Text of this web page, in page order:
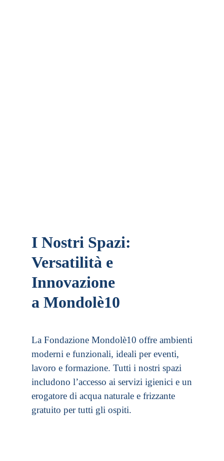
I Nostri Spazi:
Versatilità e
Innovazione
a Mondolè10
La Fondazione Mondolè10 offre ambienti
moderni e funzionali, ideali per eventi,
lavoro e formazione. Tutti i nostri spazi
includono l’accesso ai servizi igienici e un
erogatore di acqua naturale e frizzante
gratuito per tutti gli ospiti.